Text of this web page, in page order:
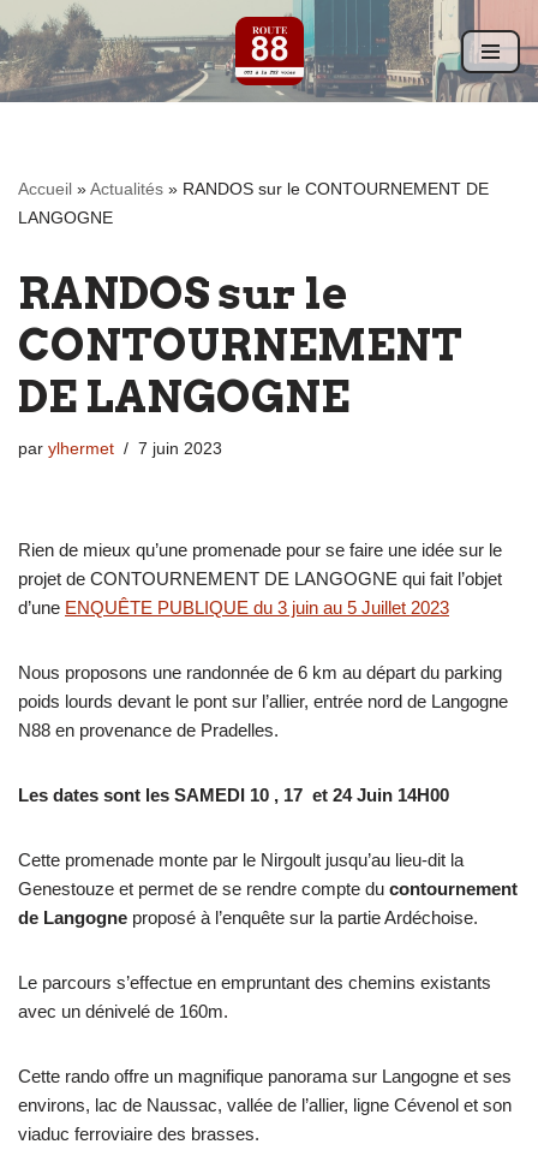
Aller
au
Accueil »Actualités » RANDOS sur le CONTOURNEMENT DE
LANGOGNE
RANDOS sur le
CONTOURNEMENT
DE LANGOGNE
par ylhermet 7 juin 2023
Rien de mieux qu’une promenade pour se faire une idée sur le
projet de CONTOURNEMENT DE LANGOGNE qui fait l’objet
d’une ENQUÊTE PUBLIQUE du 3 juin au 5 Juillet 2023
Nous proposons une randonnée de 6 km au départ du parking
poids lourds devant le pont sur l’allier, entrée nord de Langogne
N88 en provenance de Pradelles.
Les dates sont les SAMEDI 10 , 17 et 24 Juin 14H00
Cette promenade monte par le Nirgoult jusqu’au lieu-dit la
Genestouze et permet de se rendre compte du contournement
de Langogne proposé à l’enquête sur la partie Ardéchoise.
Le parcours s’effectue en empruntant des chemins existants
avec un dénivelé de 160m.
Cette rando offre un magnifique panorama sur Langogne et ses
environs, lac de Naussac, vallée de l’allier, ligne Cévenol et son
viaduc ferroviaire des brasses.